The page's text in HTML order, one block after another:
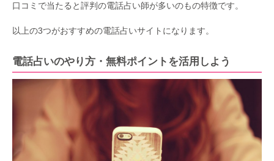
口コミで当たると評判の電話占い師が多いのもの特徴です。
以上の3つがおすすめの電話占いサイトになります。
電話占いのやり方・無料ポイントを活用しよう